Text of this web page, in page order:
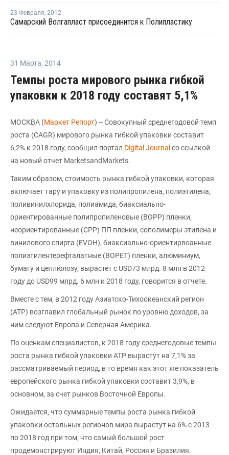
23 Февраля, 2012
Самарский Волгапласт присоединится к Полипластику
31 Марта, 2014
Темпы роста мирового рынка гибкой
упаковки к 2018 году составят 5,1%
МОСКВА (Маркет Репорт) -- Совокупный среднегодовой темп
роста (CAGR) мирового рынка гибкой упаковки составит
6,2% к 2018 году, сообщил портал Digital Journal со ссылкой
на новый отчет MarketsandMarkets.
Таким образом, стоимость рынка гибкой упаковки, которая
включает тару и упаковку из полипропилена, полиэтилена,
поливинилхлорида, полиамида, биаксиально-
ориентированные полипропиленовые (BOPP) пленки,
неориентированные (CPP) ПП пленки, сополимеры этилена и
винилового спирта (EVOH), биаксиально-ориентирвоанные
полиэтилентерефталатные (BOPET) пленки, алюминиум,
бумагу и целлюлозу, вырастет с USD73 млрд. 8 млн в 2012
году до USD99 млрд. 6 млн к 2018 году, говорится в отчете.
Вместе с тем, в 2012 году Азиатско-Тихоокеанский регион
(АТР) возглавил глобальный рынок по уровню доходов, за
ним следуют Европа и Северная Америка.
По оценкам специалистов, к 2018 году среднегодовые темпы
роста рынка гибкой упаковки АТР вырастут на 7,1% за
рассматриваемый период, в то время как этот же показатель
европейского рынка гибкой упаковки составит 3,9%, в
основном, за счет рынков Восточной Европы.
Ожидается, что суммарные темпы роста рынка гибкой
упаковки остальных регионов мира вырастут на 6% с 2013
по 2018 год при том, что самый большой рост
продемонстрируют Индия, Китай, Россия и Бразилия.